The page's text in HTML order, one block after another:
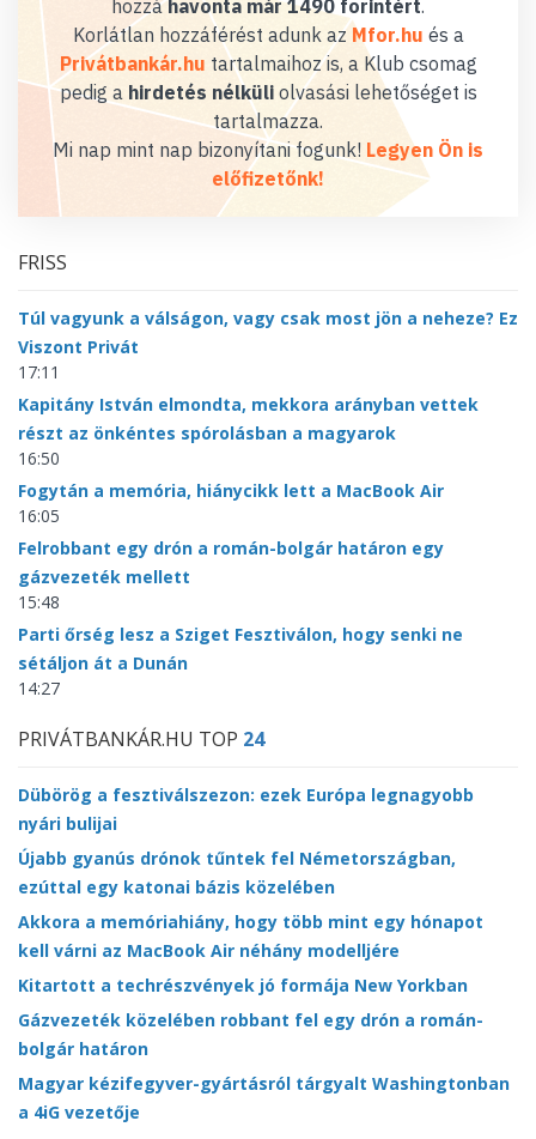
hozzá havonta már 1490 forintért.
Korlátlan hozzáférést adunk az Mfor.hu és a
Privátbankár.hu tartalmaihoz is, a Klub csomag
pedig a hirdetés nélküliolvasási lehetőséget is
tartalmazza.
Mi nap mint nap bizonyítani fogunk! Legyen Ön is
előfizetőnk!
FRISS
Túl vagyunk a válságon, vagy csak most jön a neheze? Ez
Viszont Privát
17:11
Kapitány István elmondta, mekkora arányban vettek
részt az önkéntes spórolásban a magyarok
16:50
Fogytán a memória, hiánycikk lett a MacBook Air
16:05
Felrobbant egy drón a román-bolgár határon egy
gázvezeték mellett
15:48
Parti őrség lesz a Sziget Fesztiválon, hogy senki ne
sétáljon át a Dunán
14:27
PRIVÁTBANKÁR.HU TOP 24
Dübörög a fesztiválszezon: ezek Európa legnagyobb
nyári bulijai
Újabb gyanús drónok tűntek fel Németországban,
ezúttal egy katonai bázis közelében
Akkora a memóriahiány, hogy több mint egy hónapot
kell várni az MacBook Air néhány modelljére
Kitartott a techrészvények jó formája New Yorkban
Gázvezeték közelében robbant fel egy drón a román-
bolgár határon
Magyar kézifegyver-gyártásról tárgyalt Washingtonban
a 4iG vezetője